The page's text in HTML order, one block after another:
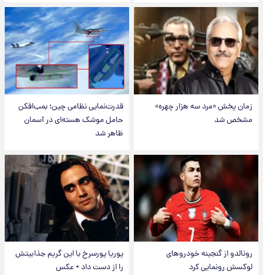
زمان پخش «مرد سه هزار چهره»
مشخص شد
قدرت‌نمایی نظامی چین؛ بمب‌افکن
حامل موشک هسته‌ای در آسمان
ظاهر شد
رونالدو از گنجینه خودروهای
لوکسش رونمایی کرد
پوریا پورسرخ با این گریم جذابیتش
را از دست داد + عکس